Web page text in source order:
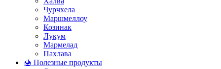
Чурчхела
Маршмеллоу
Козинак
Лукум
Мармелад
Пахлава
🍯 Полезные продукты